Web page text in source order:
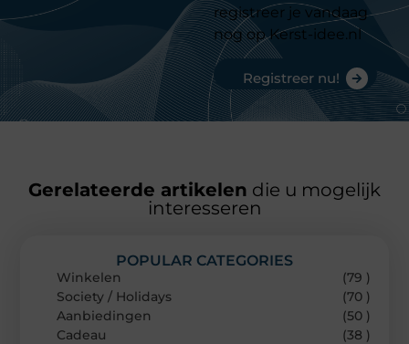
registreer je vandaag
nog op Kerst-idee.nl
Registreer nu!
Gerelateerde artikelen die u mogelijk
interesseren
POPULAR CATEGORIES
Winkelen
(79 )
Society / Holidays
(70 )
Aanbiedingen
(50 )
Cadeau
(38 )